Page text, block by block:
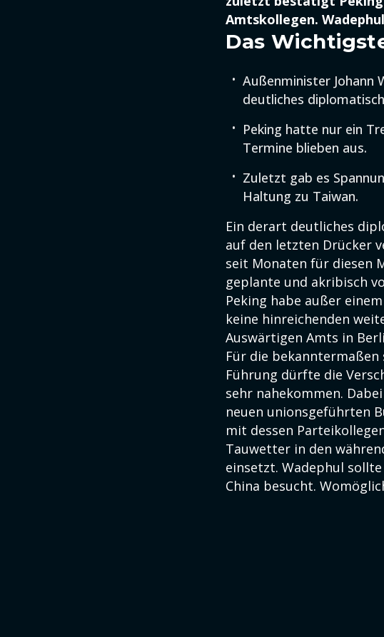
Amtskollegen.
Das
Außenminister Johann
deutliches
Peking hatte nur ein
Termine blieben aus.
Zuletzt gab es
Haltung zu Taiwan.
Ein derart deutliches
auf den letzten Drücker
seit Monaten für diesen
geplante und akribisch
Peking habe außer
keine hinreichenden
Auswärtigen Amts in
Für die
Führung dürfte die
sehr nahekommen.
neuen unionsgeführten
mit dessen
Tauwetter in den
einsetzt. Wadephul
China besucht.